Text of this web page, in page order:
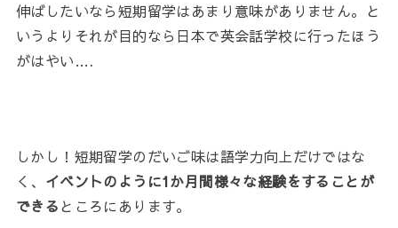
伸ばしたいなら短期留学はあまり意味がありません。と
いうよりそれが目的なら日本で英会話学校に行ったほう
がはやい….
しかし！短期留学のだいご味は語学力向上だけではな
く、 イベントのように1か月間様々な経験をすることが
できるところにあります。